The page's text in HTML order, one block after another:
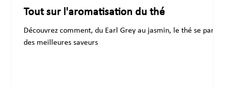
Tout sur l'aromatisation du thé
Découvrez comment, du Earl Grey au jasmin, le thé se pare
des meilleures saveurs